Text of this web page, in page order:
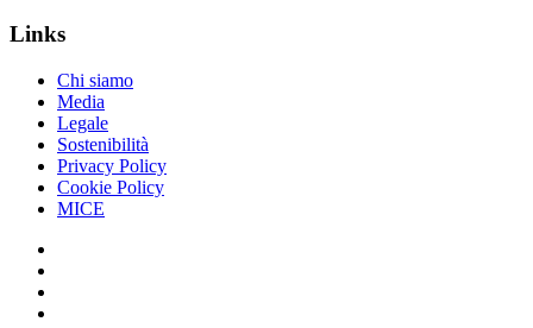
Links
Chi siamo
Media
Legale
Sostenibilità
Privacy Policy
Cookie Policy
MICE